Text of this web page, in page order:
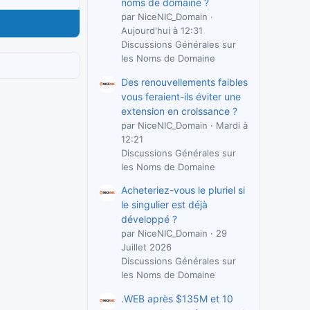
noms de domaine ?
par NiceNIC_Domain
Aujourd'hui à 12:31
Discussions Générales sur
les Noms de Domaine
Des renouvellements faibles
vous feraient-ils éviter une
extension en croissance ?
par NiceNIC_Domain
Mardi à
12:21
Discussions Générales sur
les Noms de Domaine
Acheteriez-vous le pluriel si
le singulier est déjà
développé ?
par NiceNIC_Domain
29
Juillet 2026
Discussions Générales sur
les Noms de Domaine
.WEB après $135M et 10